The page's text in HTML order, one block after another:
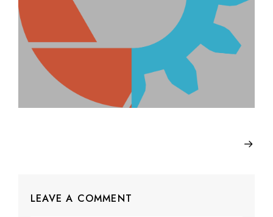
LEAVE A COMMENT